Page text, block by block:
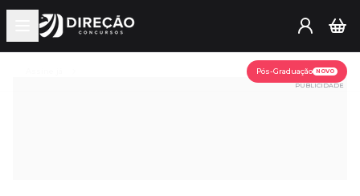
Open main menu
Pós-Graduação NOVO
PUBLICIDADE